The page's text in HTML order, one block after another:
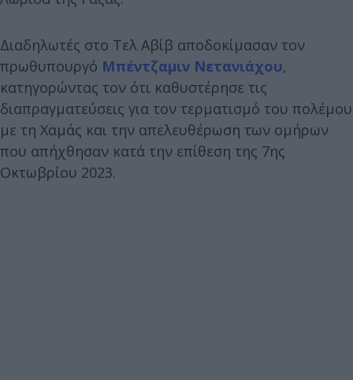
Διαδηλωτές στο Τελ Αβίβ αποδοκίμασαν τον
πρωθυπουργό Μπέντζαμιν Νετανιάχου,
κατηγορώντας τον ότι καθυστέρησε τις
διαπραγματεύσεις για τον τερματισμό του πολέμου
με τη Χαμάς και την απελευθέρωση των ομήρων
που απήχθησαν κατά την επίθεση της 7ης
Οκτωβρίου 2023.